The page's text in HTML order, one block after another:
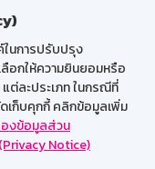
ในการปรับปรุง
อกให้ความยินยอมหรือ
ต่ละประเภท ในกรณีที่
ดเก็บคุกกี้ คลิกข้อมูลเพิ่ม
งข้อมูลส่วน
Notice)
M-Search